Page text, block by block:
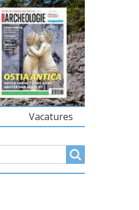
Vacatures